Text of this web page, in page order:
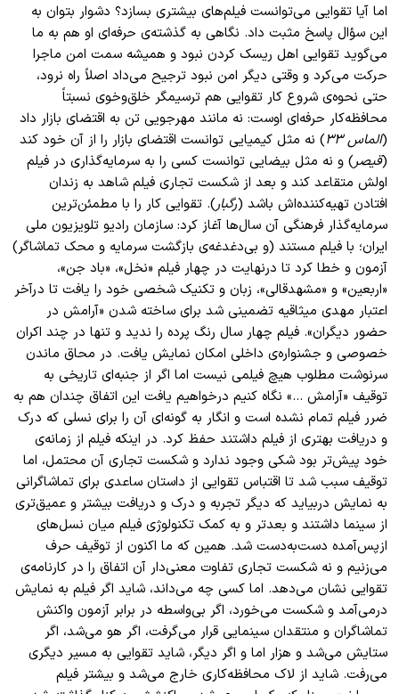
اما آیا تقوایی می‌توانست فیلم‌های بیشتری بسازد؟ دشوار بتوان به
این سؤال پاسخ مثبت داد. نگاهی به گذشته‌ی حرفه‌ای او هم به ما
می‌گوید تقوایی اهل ریسک کردن نبود و همیشه سمت امن ماجرا
حرکت می‌کرد و وقتی دیگر امن نبود ترجیح ‌می‌داد اصلاً راه نرود،
حتی نحوه‌ی شروع کار تقوایی هم ترسیمگر خلق‌وخوی نسبتاً
محافظه‌کار حرفه‌ای اوست: نه مانند مهرجویی تن به اقتضای بازار داد
(الماس ۳۳
) نه مثل کیمیایی توانست اقتضای بازار را از آن خود کند
(قیصر) و نه مثل بیضایی توانست کسی را به سرمایه‌گذاری در فیلم
اولش متقاعد کند و بعد از شکست تجاری فیلم شاهد به زندان
افتادن تهیه‌کننده‌اش باشد (رگبار). تقوایی کار را با مطمئن‌ترین
سرمایه‌گذار فرهنگی آن ‌سال‌ها آغاز کرد: سازمان رادیو تلویزیون ملی
ایران؛ با فیلم مستند (و بی‌دغدغه‌ی بازگشت سرمایه و محک تماشاگر)
آزمون و خطا کرد تا درنهایت در چهار فیلم «نخل»، «باد جن»،
«اربعین» و «مشهدقالی»، زبان و تکنیک شخصی خود را یافت تا درآخر
اعتبار مهدی میثاقیه تضمینی شد برای ساخته شدن «آرامش در
حضور دیگران». فیلم چهار سال رنگ پرده را ندید و تنها در چند اکران
خصوصی و جشنواره‌ی داخلی امکان نمایش یافت. در محاق ماندن
سرنوشت مطلوب هیچ فیلمی نیست اما اگر از جنبه‌ای تاریخی به
توقیف «آرامش …» نگاه کنیم درخواهیم یافت این اتفاق چندان هم به
ضرر فیلم تمام نشده است و انگار به گونه‌ای آن را برای نسلی که درک
و دریافت بهتری از فیلم داشتند حفظ کرد. در اینکه فیلم از زمانه‌ی
خود پیش‌تر بود شکی وجود ندارد و شکست تجاری آن محتمل، اما
توقیف سبب شد تا اقتباس تقوایی از داستان ساعدی برای تماشاگرانی
به نمایش دربیاید که دیگر تجربه و درک و دریافت بیشتر و عمیق‌تری
از سینما داشتند و بعدتر و به کمک تکنولوژی فیلم میان نسل‌های
ازپس‌آمده دست‌به‌دست شد. همین که ما اکنون از توقیف حرف
می‌زنیم و نه شکست تجاری تفاوت معنی‌دار آن اتفاق را در کارنامه‌ی
تقوایی نشان می‌دهد. اما کسی چه می‌داند، شاید اگر فیلم به نمایش
درمی‌آمد و شکست می‌خورد، اگر بی‌واسطه در برابر آزمون واکنش
تماشاگران و منتقدان سینمایی قرار می‌گرفت، اگر هو می‌شد، اگر
ستایش می‌شد و هزار اما و اگر دیگر، شاید تقوایی به مسیر دیگری
می‌رفت. شاید از لاک محافظه‌کاری خارج می‌شد و بیشتر فیلم